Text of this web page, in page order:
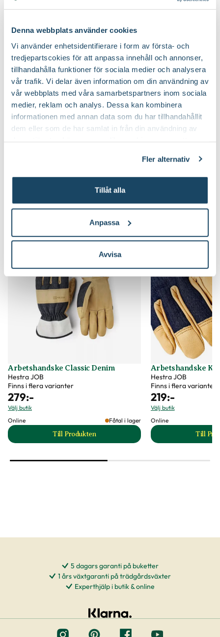
Denna webbplats använder cookies
Vi använder enhetsidentifierare i form av första- och
tredjepartscokies för att anpassa innehåll och annonser,
tillhandahålla funktioner för sociala medier och analysera
vår trafik. Vi delar även information om din användning av
vår webbplats med våra samarbetspartners inom sociala
medier, reklam och analys. Dessa kan kombinera
informationen med annan data som du har tillhandahållit
dem eller som de har samlat in från din användning av
Fler alternativ
Tillåt alla
Anpassa
Avvisa
Storlek: 7
Lägg i kundvagn
Tillgängliga leveransalternativ: Butiksleverans
Produktinformation
Tätstickad handske av återvunnen polyester (vattenflaskor) och
Produktspecifikation
Material Polyester, spandex. Doppad i nitril.
Varumärke Nelson Garden
306745
Arbetshandske Classic Denim
Hestra JOB
Finns i flera varianter
279:-
Välj butik
Online
Fåtal i lager
Till Produkten
till Arbetshandske Classic Denim produktsida
Arbetshandske
Hestra JOB
Finns i flera varianter
219:-
Välj butik
Online
Till
5 dagars garanti på buketter
1 års växtgaranti på trädgårdsväxter
Experthjälp i butik & online